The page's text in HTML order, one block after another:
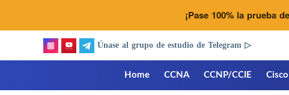
¡Pase 100% la prueba
Únase al grupo de estudio de Telegram ▷
Home CCNA CCNP/CCIE